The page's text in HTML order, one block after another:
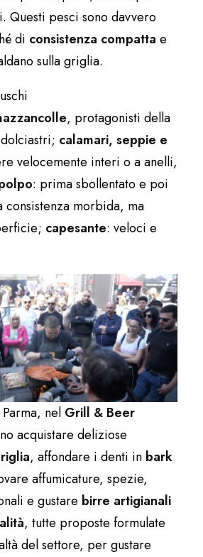
Questi pesci sono davvero
di consistenza compatta e
sulla griglia.
, protagonisti della
calamari, seppie e
velocemente interi o a anelli,
: prima sbollentato e poi
morbida, ma
capesante: veloci e
nel Grill & Beer
acquistare deliziose
, affondare i denti in bark
affumicature, spezie,
e gustare birre artigianali
, tutte proposte formulate
del settore, per gustare